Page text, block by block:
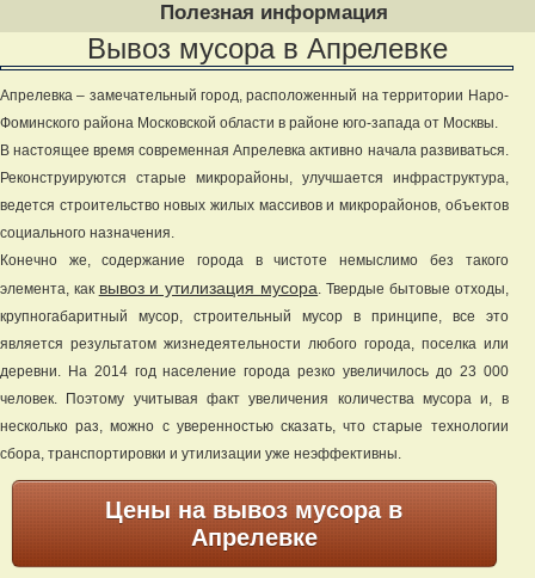
Полезная информация
Вывоз мусора в Апрелевке
Апрелевка – замечательный город, расположенный на территории Наро-
Фоминского района Московской области в районе юго-запада от Москвы.
В настоящее время современная Апрелевка активно начала развиваться.
Реконструируются старые микрорайоны, улучшается инфраструктура,
ведется строительство новых жилых массивов и микрорайонов, объектов
социального назначения.
Конечно же, содержание города в чистоте немыслимо без такого
элемента, как вывоз и утилизация мусора. Твердые бытовые отходы,
крупногабаритный мусор, строительный мусор в принципе, все это
является результатом жизнедеятельности любого города, поселка или
деревни. На 2014 год население города резко увеличилось до 23 000
человек. Поэтому учитывая факт увеличения количества мусора и, в
несколько раз, можно с уверенностью сказать, что старые технологии
сбора, транспортировки и утилизации уже неэффективны.
Цены на вывоз мусора в
Апрелевке